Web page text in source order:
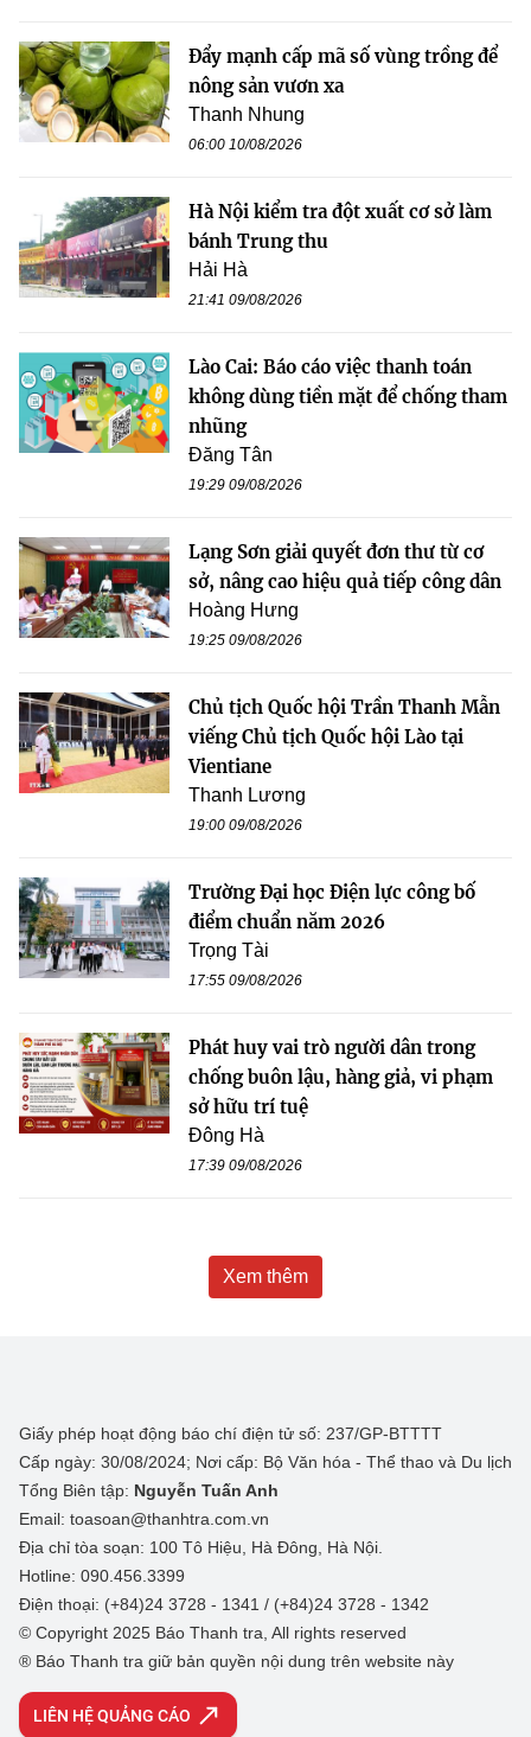
Đẩy mạnh cấp mã số vùng trồng để
nông sản vươn xa
Thanh Nhung
06:00 10/08/2026
Hà Nội kiểm tra đột xuất cơ sở làm
bánh Trung thu
Hải Hà
21:41 09/08/2026
Lào Cai: Báo cáo việc thanh toán
không dùng tiền mặt để chống tham
nhũng
Đăng Tân
19:29 09/08/2026
Lạng Sơn giải quyết đơn thư từ cơ
sở, nâng cao hiệu quả tiếp công dân
Hoàng Hưng
19:25 09/08/2026
Chủ tịch Quốc hội Trần Thanh Mẫn
viếng Chủ tịch Quốc hội Lào tại
Vientiane
Thanh Lương
19:00 09/08/2026
Trường Đại học Điện lực công bố
điểm chuẩn năm 2026
Trọng Tài
17:55 09/08/2026
Phát huy vai trò người dân trong
chống buôn lậu, hàng giả, vi phạm
sở hữu trí tuệ
Đông Hà
17:39 09/08/2026
Xem thêm
Giấy phép hoạt động báo chí điện tử số: 237/GP-BTTTT
Cấp ngày: 30/08/2024; Nơi cấp: Bộ Văn hóa - Thể thao và Du lịch
Tổng Biên tập: Nguyễn Tuấn Anh
Email: toasoan@thanhtra.com.vn
Địa chỉ tòa soạn: 100 Tô Hiệu, Hà Đông, Hà Nội.
Hotline: 090.456.3399
Điện thoại: (+84)24 3728 - 1341 / (+84)24 3728 - 1342
© Copyright 2025 Báo Thanh tra, All rights reserved
® Báo Thanh tra giữ bản quyền nội dung trên website này
LIÊN HỆ QUẢNG CÁO